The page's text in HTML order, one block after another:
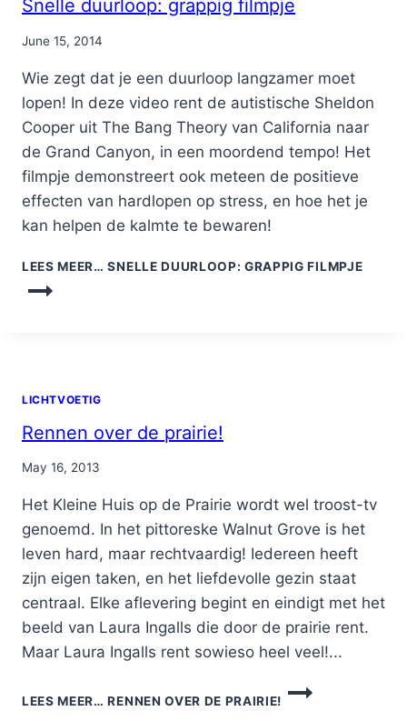
Snelle duurloop: grappig filmpje
By
June 15, 2014
Wie zegt dat je een duurloop langzamer moet
lopen! In deze video rent de autistische Sheldon
Cooper uit The Bang Theory van California naar
de Grand Canyon, in een moordend tempo! Het
filmpje demonstreert ook meteen de positieve
effecten van hardlopen op stress, en hoe het je
kan helpen de kalmte te bewaren!
LEES MEER… SNELLE DUURLOOP: GRAPPIG FILMPJE
LICHTVOETIG
Rennen over de prairie!
By
May 16, 2013
Het Kleine Huis op de Prairie wordt wel troost-tv
genoemd. In het pittoreske Walnut Grove is het
leven hard, maar rechtvaardig! Iedereen heeft
zijn eigen taken, en het liefdevolle gezin staat
centraal. Elke aflevering begint en eindigt met het
beeld van Laura Ingalls die door de prairie rent.
Maar Laura Ingalls rent sowieso heel veel!...
LEES MEER… RENNEN OVER DE PRAIRIE!